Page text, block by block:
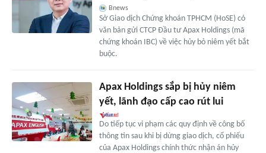
Bnews
Sở Giao dịch Chứng khoán TPHCM (HoSE) có
văn bản gửi CTCP Đầu tư Apax Holdings (mã
chứng khoán IBC) về việc hủy bỏ niêm yết bắt
buộc.
Apax Holdings sắp bị hủy niêm
yết, lãnh đạo cấp cao rút lui
Do tiếp tục vi phạm các quy định về công bố
thông tin sau khi bị dừng giao dịch, cổ phiếu
của Apax Holdings chính thức nhận án hủy